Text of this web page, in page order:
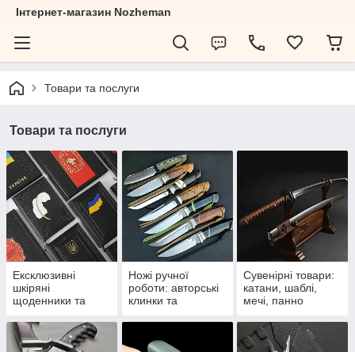
Інтернет-магазин Nozheman
Товари та послуги
Товари та послуги
Ексклюзивні
шкіряні
щоденники та
ручної роботи
Ножі ручної
роботи: авторські
клинки та
подарунки
Сувенірні товари:
катани, шаблі,
мечі, панно